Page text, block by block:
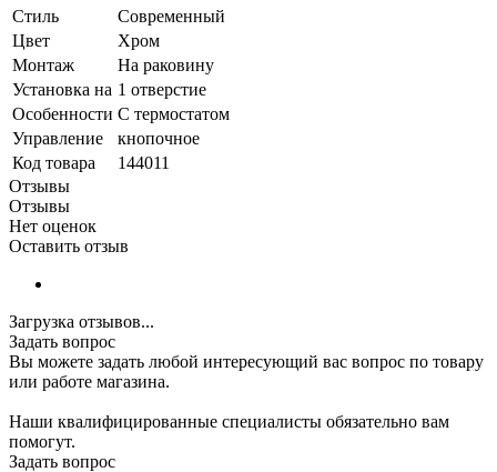
Стиль
Современный
Цвет
Хром
Монтаж
На раковину
Установка на 1 отверстие
Особенности С термостатом
Управление
кнопочное
Код товара
144011
Отзывы
Отзывы
Нет оценок
Оставить отзыв
Загрузка отзывов...
Задать вопрос
Вы можете задать любой интересующий вас вопрос по товару
или работе магазина.
Наши квалифицированные специалисты обязательно вам
помогут.
Задать вопрос